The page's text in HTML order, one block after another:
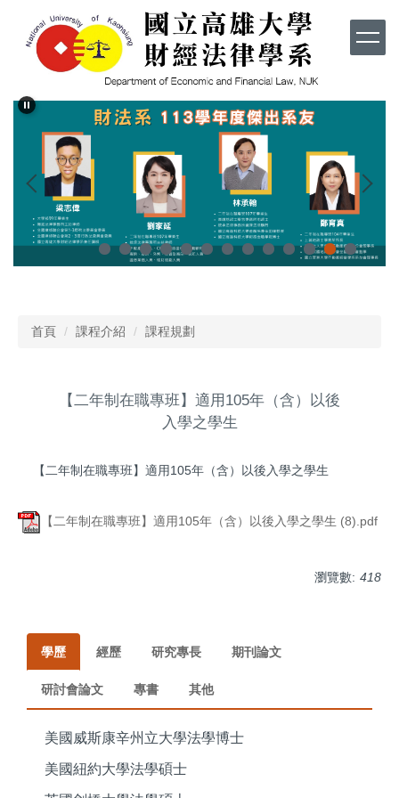
容
首頁 課程介紹 課程規劃
【二年制在職專班】適用105年（含）以後
入學之學生
【二年制在職專班】適用105年（含）以後入學之學生
【二年制在職專班】適用105年（含）以後入學之學生 (8).pdf
瀏覽數: 418
學歷 經歷 研究專長 期刊論文
研討會論文 專書 其他
美國威斯康辛州立大學法學博士
美國紐約大學法學碩士